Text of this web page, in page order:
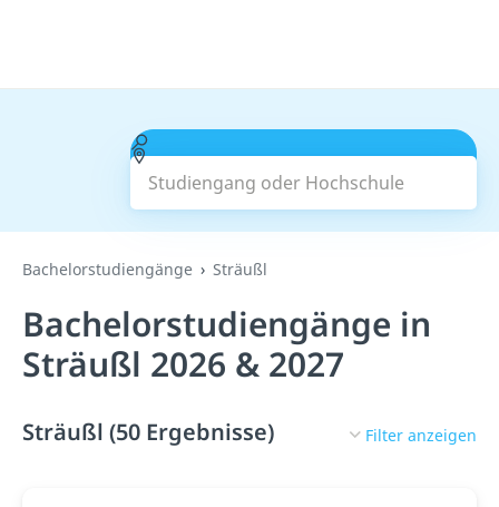
Studiengang oder Hochschule
Suchen
Bachelorstudiengänge Sträußl
Bachelorstudiengänge in
Sträußl 2026 & 2027
Sträußl (50 Ergebnisse) Filter anzeigen